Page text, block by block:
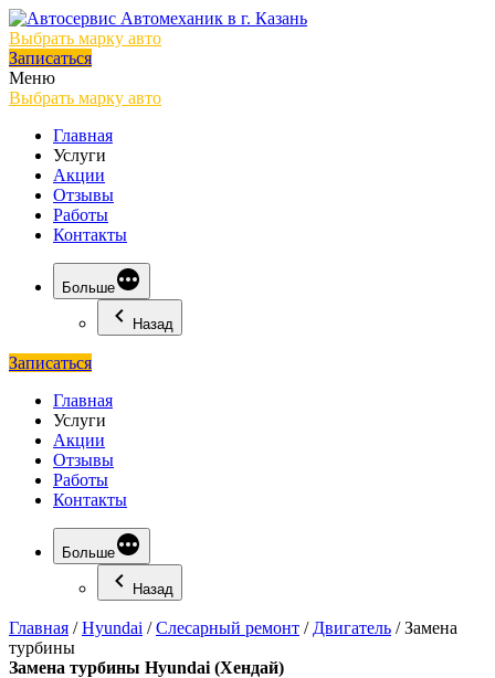
Выбрать марку авто
Записаться
Меню
Выбрать марку авто
Главная
Услуги
Акции
Отзывы
Работы
Контакты
Больше
Назад
Записаться
Главная
Услуги
Акции
Отзывы
Работы
Контакты
Больше
Назад
Главная /Hyundai /Слесарный ремонт / Двигатель /Замена
турбины
Замена турбины Hyundai (Хендай)